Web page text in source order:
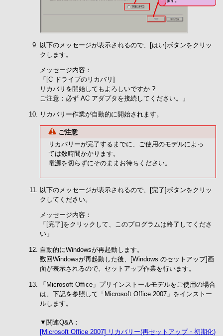
以下のメッセージが表示されるので、[はい]ボタンをクリッ
クします。
メッセージ内容：
「[C ドライブのリカバリ]
リカバリを開始してもよろしいですか ?
ご注意：必ず AC アダプタを接続してください。」
リカバリー作業が自動的に開始されます。
ご注意
リカバリーが完了するまでに、ご使用のモデルによっ
ては数時間かかります。
電源を切らずにそのままお待ちください。
以下のメッセージが表示されるので、[完了]ボタンをクリッ
クしてください。
メッセージ内容：
「[完了]をクリックして、このプログラムは終了してくださ
い」
自動的にWindowsが再起動します。
数回Windowsが再起動した後、[Windows のセットアップ]画
面が表示されるので、セットアップ作業を行います。
「Microsoft Office」プリインストールモデルをご使用の場合
は、下記を参照して「Microsoft Office 2007」をインストー
ルします。
▼関連Q&A：
[Microsoft Office 2007] リカバリー(再セットアップ・初期化)